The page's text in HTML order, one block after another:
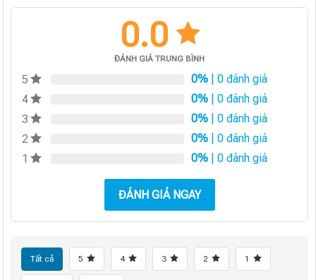
0.0
ĐÁNH GIÁ TRUNG BÌNH
5 0% | 0 đánh giá
4
0% | 0 đánh giá
3
0% | 0 đánh giá
2
0% | 0 đánh giá
1
0% | 0 đánh giá
ĐÁNH GIÁ NGAY
Tất cả 5 4 3 2 1